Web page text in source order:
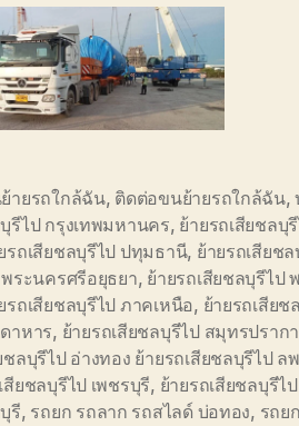
ายรถใกล้ฉัน, ติดต่อขนย้ายรถใกล้ฉัน,
รีไป กรุงเทพมหานคร, ย้ายรถเสียชลบุ
รถเสียชลบุรีไป ปทุมธานี, ย้ายรถเสียช
ระนครศรีอยุธยา, ย้ายรถเสียชลบุรีไป
รถเสียชลบุรีไป ภาคเหนือ, ย้ายรถเสีย
าหาร, ย้ายรถเสียชลบุรีไป สมุทรปราก
ชลบุรีไป อ่างทอง ย้ายรถเสียชลบุรีไป ล
สียชลบุรีไป เพชรบุรี, ย้ายรถเสียชลบุรีไ
รี, รถยก รถลาก รถสไลด์ บ่อทอง, รถย